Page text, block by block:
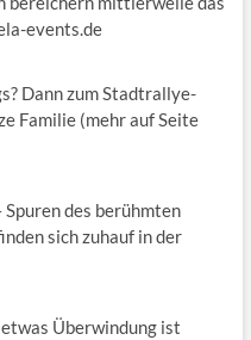
events.de
Dann zum Stadtrallye-
Familie (mehr auf Seite
des berühmten
sich zuhauf in der
Überwindung ist